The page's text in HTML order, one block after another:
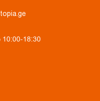
18:30